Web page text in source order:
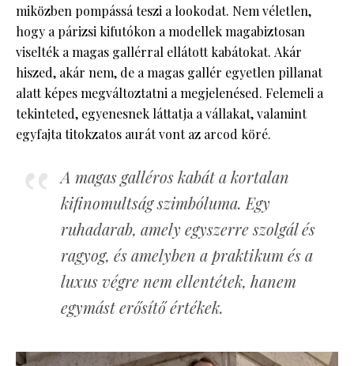
miközben pompássá teszi a lookodat. Nem véletlen,
hogy a párizsi kifutókon a modellek magabiztosan
viselték a magas gallérral ellátott kabátokat. Akár
hiszed, akár nem, de a magas gallér egyetlen pillanat
alatt képes megváltoztatni a megjelenésed. Felemeli a
tekinteted, egyenesnek láttatja a vállakat, valamint
egyfajta titokzatos aurát vont az arcod köré.
A magas galléros kabát a kortalan
kifinomultság szimbóluma. Egy
ruhadarab, amely egyszerre szolgál és
ragyog, és amelyben a praktikum és a
luxus végre nem ellentétek, hanem
egymást erősítő értékek.